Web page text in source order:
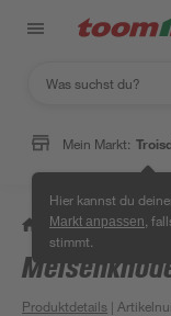
Mein Markt:
Hier kannst du
Markt anpassen ,
stimmt.
/ Garten & Freizeit
Produktdetails |